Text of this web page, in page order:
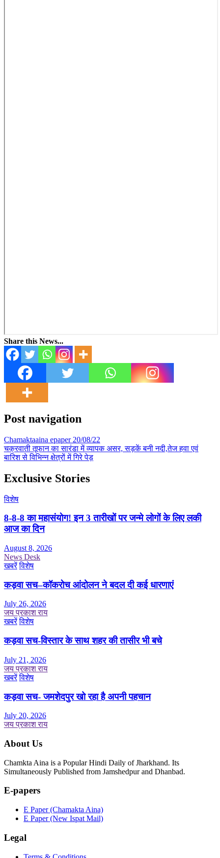
Share this News...
Post navigation
Chamaktaaina epaper 20/08/22
चक्रवाती तूफान का सारंडा में व्यापक असर, सड़कें बनी नदी,तेज हवा एवं
बारिश से विभिन्न क्षेत्रों में गिरे पेड़
Exclusive Stories
विशेष
8-8-8 का महासंयोग! इन 3 तारीखों पर जन्मे लोगों के लिए लकी
आज का दिन
August 8, 2026
News Desk
खबरें विशेष
कड़वा सच–कॉकरोच आंदोलन ने बदल दी कई धारणाएं
July 26, 2026
जय प्रकाश राय
खबरें विशेष
कड़वा सच-विस्तार के साथ शहर की तासीर भी बचे
July 21, 2026
जय प्रकाश राय
खबरें विशेष
कड़वा सच- जमशेदपुर खो रहा है अपनी पहचान
July 20, 2026
जय प्रकाश राय
About Us
Chamkta Aina is a Popular Hindi Daily of Jharkhand. Its
Simultaneously Published from Jamshedpur and Dhanbad.
E-papers
E Paper (Chamakta Aina)
E Paper (New Ispat Mail)
Legal